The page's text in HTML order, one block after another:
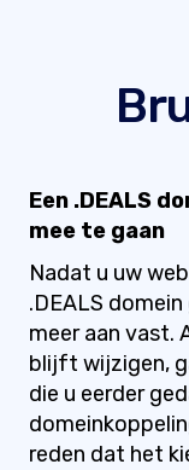
Een .DEALS
mee te gaan
Nadat u uw
.DEALS
meer aan vast.
blijft wijzigen,
die u eerder
reden dat het